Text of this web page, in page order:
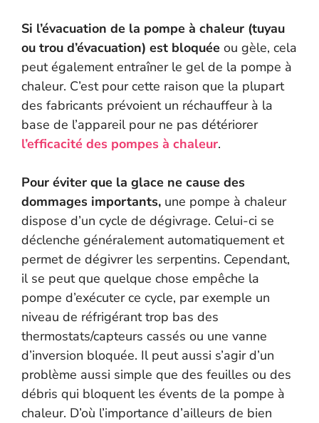
Si l’évacuation de la pompe à chaleur (tuyau
ou trou d’évacuation) est bloquée ou gèle, cela
peut également entraîner le gel de la pompe à
chaleur. C’est pour cette raison que la plupart
des fabricants prévoient un réchauffeur à la
base de l’appareil pour ne pas détériorer
l’efficacité des pompes à chaleur.
Pour éviter que la glace ne cause des
dommages importants, une pompe à chaleur
dispose d’un cycle de dégivrage. Celui-ci se
déclenche généralement automatiquement et
permet de dégivrer les serpentins. Cependant,
il se peut que quelque chose empêche la
pompe d’exécuter ce cycle, par exemple un
niveau de réfrigérant trop bas des
thermostats/capteurs cassés ou une vanne
d’inversion bloquée. Il peut aussi s’agir d’un
problème aussi simple que des feuilles ou des
débris qui bloquent les évents de la pompe à
chaleur. D’où l’importance d’ailleurs de bien